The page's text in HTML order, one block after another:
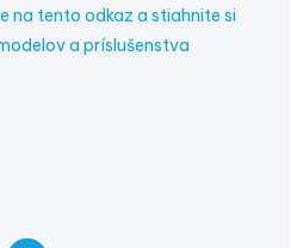
na tento odkaz a stiahnite si
a príslušenstva